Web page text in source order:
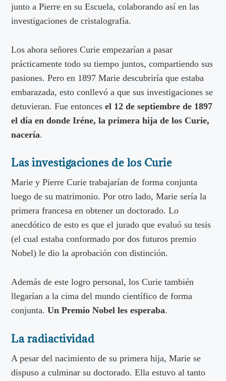
junto a Pierre en su Escuela, colaborando así en las
investigaciones de cristalografía.
Los ahora señores Curie empezarían a pasar
prácticamente todo su tiempo juntos, compartiendo sus
pasiones. Pero en 1897 Marie descubriría que estaba
embarazada, esto conllevó a que sus investigaciones se
detuvieran. Fue entoncesel 12 de septiembre de 1897
el día en donde Iréne, la primera hija de los Curie,
nacería.
Las investigaciones de los Curie
Marie y Pierre Curie trabajarían de forma conjunta
luego de su matrimonio. Por otro lado, Marie sería la
primera francesa en obtener un doctorado. Lo
anecdótico de esto es que el jurado que evaluó su tesis
(el cual estaba conformado por dos futuros premio
Nobel) le dio la aprobación con distinción.
Además de este logro personal, los Curie también
llegarían a la cima del mundo científico de forma
conjunta.Un Premio Nobel les esperaba.
La radiactividad
A pesar del nacimiento de su primera hija, Marie se
dispuso a culminar su doctorado. Ella estuvo al tanto